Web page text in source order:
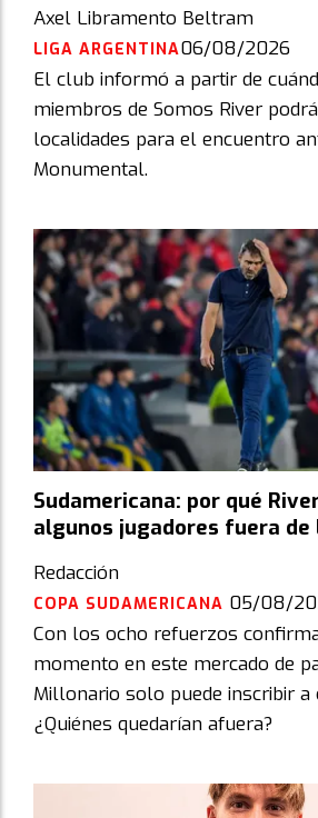
Axel Libramento Beltram
LIGA ARGENTINA06/08/2026
El club informó a partir de
miembros de Somos River
localidades para el encuentro
Monumental.
Sudamericana: por qué
algunos jugadores fuera
Redacción
COPA SUDAMERICANA 05/08/
Con los ocho refuerzos
momento en este mercado de
Millonario solo puede inscribir a
¿Quiénes quedarían afuera?